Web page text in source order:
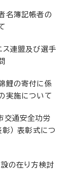
名簿記帳者の
ス連盟及び選手
鯉の寄付に係
実施について
交通安全功労
） 表彰式につ
の在り方検討